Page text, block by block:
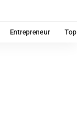
Entrepreneur